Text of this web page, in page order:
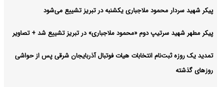
پیکر شهید سردار محمود ملاجباری یکشنبه در تبریز تشییع می‌شود
پیکر مطهر شهید سرتیپ دوم «محمود ملاجباری» در تبریز تشییع شد + تصاویر
تمدید یک‌ روزه ثبت‌نام انتخابات هیات فوتبال آذربایجان‌ شرقی پس از حواشی
روزهای گذشته